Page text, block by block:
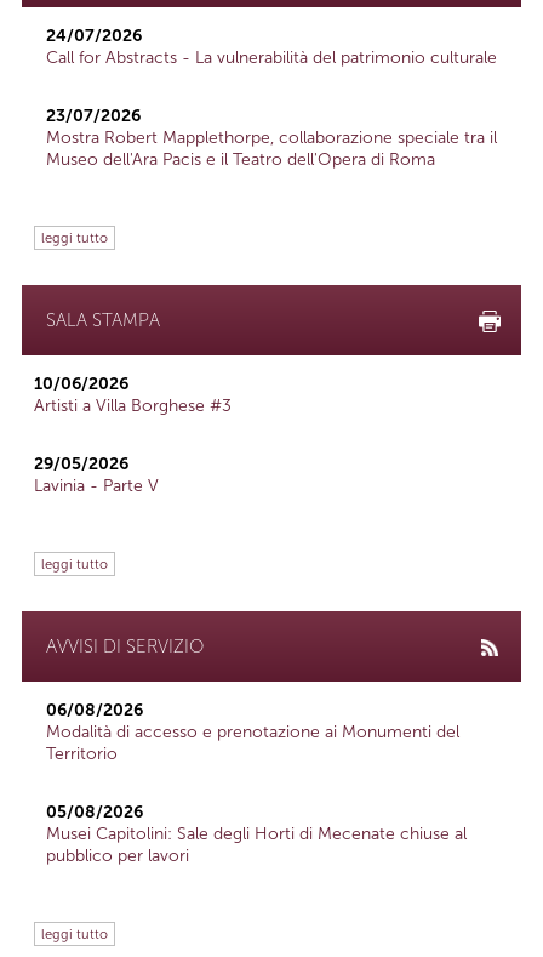
24/07/2026
Call for Abstracts - La vulnerabilità del patrimonio culturale
23/07/2026
Mostra Robert Mapplethorpe, collaborazione speciale tra il
Museo dell'Ara Pacis e il Teatro dell'Opera di Roma
leggi tutto
SALA STAMPA
10/06/2026
Artisti a Villa Borghese #3
29/05/2026
Lavinia - Parte V
leggi tutto
AVVISI DI SERVIZIO
06/08/2026
Modalità di accesso e prenotazione ai Monumenti del
Territorio
05/08/2026
Musei Capitolini: Sale degli Horti di Mecenate chiuse al
pubblico per lavori
leggi tutto